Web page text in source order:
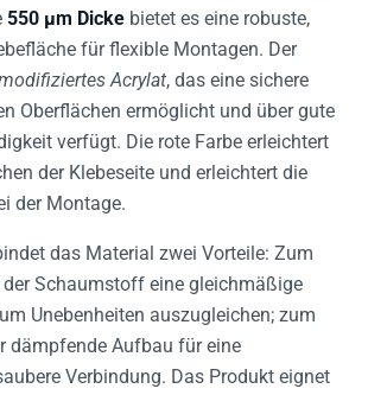
550 µm Dicke bietet es eine robuste,
für flexible Montagen. Der
Acrylat, das eine sichere
Oberflächen ermöglicht und über gute
verfügt. Die rote Farbe erleichtert
der Klebeseite und erleichtert die
der Montage.
das Material zwei Vorteile: Zum
Schaumstoff eine gleichmäßige
Unebenheiten auszugleichen; zum
dämpfende Aufbau für eine
Verbindung. Das Produkt eignet